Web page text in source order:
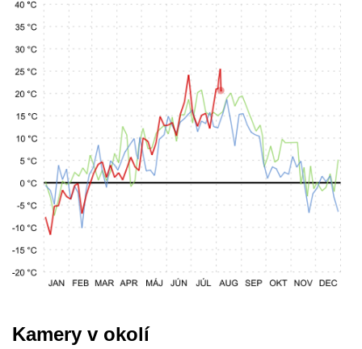
Kamery v okolí